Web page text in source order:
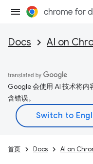
Docs AI on
Google 会使用 AI 技术将内
含错误。
首页 Docs AI on